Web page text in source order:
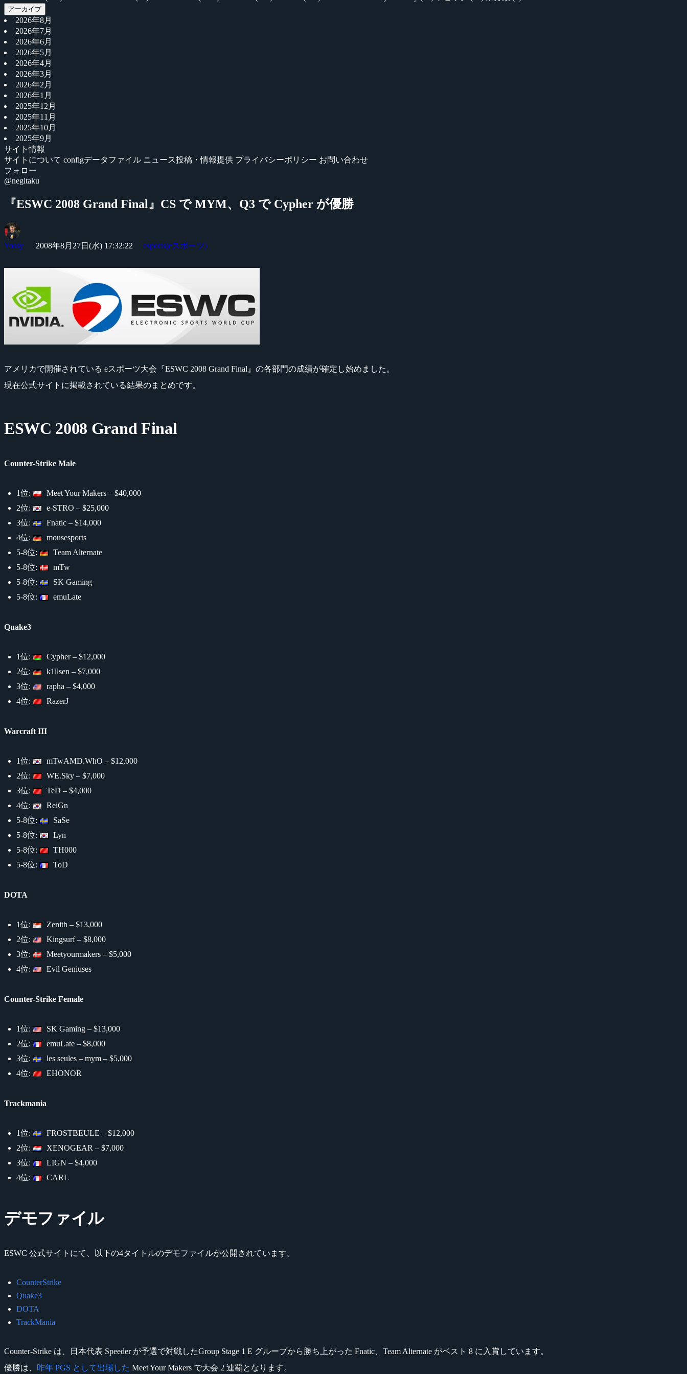
アーカイブ
2026年8月
2026年7月
2026年6月
2026年5月
2026年4月
2026年3月
2026年2月
2026年1月
2025年12月
2025年11月
2025年10月
2025年9月
サイト情報
サイトについて configデータファイル ニュース投稿・情報提供 プライバシーポリシー お問い合わせ
フォロー
@negitaku
『ESWC 2008 Grand Final』CS で MYM、Q3 で Cypher が優勝
Yossy 2008年8月27日(水) 17:32:22 esports(eスポーツ)
アメリカで開催されている eスポーツ大会『ESWC 2008 Grand Final』の各部門の成績が確定し始めました。
現在公式サイトに掲載されている結果のまとめです。
ESWC 2008 Grand Final
Counter-Strike Male
1位:
Meet Your Makers – $40,000
2位:
e-STRO – $25,000
3位:
Fnatic – $14,000
4位:
mousesports
5-8位:
Team Alternate
5-8位:
mTw
5-8位:
SK Gaming
5-8位:
emuLate
Quake3
1位:
Cypher – $12,000
2位:
k1llsen – $7,000
3位:
rapha – $4,000
4位:
RazerJ
Warcraft III
1位:
mTwAMD.WhO – $12,000
2位:
WE.Sky – $7,000
3位:
TeD – $4,000
4位:
ReiGn
5-8位:
SaSe
5-8位:
Lyn
5-8位:
TH000
5-8位:
ToD
DOTA
1位:
Zenith – $13,000
2位:
Kingsurf – $8,000
3位:
Meetyourmakers – $5,000
4位:
Evil Geniuses
Counter-Strike Female
1位:
SK Gaming – $13,000
2位:
emuLate – $8,000
3位:
les seules – mym – $5,000
4位:
EHONOR
Trackmania
1位:
FROSTBEULE – $12,000
2位:
XENOGEAR – $7,000
3位:
LIGN – $4,000
4位:
CARL
デモファイル
ESWC 公式サイトにて、以下の4タイトルのデモファイルが公開されています。
CounterStrike
Quake3
DOTA
TrackMania
Counter-Strike は、日本代表 Speeder が予選で対戦したGroup Stage 1 E グループから勝ち上がった Fnatic、Team Alternate がベスト 8 に入賞しています。
優勝は、 昨年 PGS として出場した Meet Your Makers で大会 2 連覇となります。